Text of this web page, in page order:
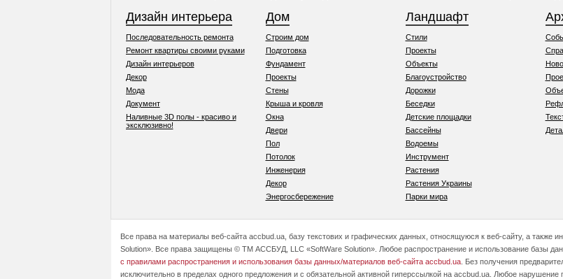
Дизайн интерьера
Последовательность ремонта
Ремонт квартиры своими руками
Дизайн интерьеров
Декор
Мода
Документ
Наливные 3D полы - красиво и
эксклюзивно!
Дом
Строим дом
Подготовка
Фундамент
Проекты
Стены
Крыша и кровля
Окна
Двери
Пол
Потолок
Инженерия
Декор
Энергосбережение
Ландшафт
Стили
Проекты
Объекты
Благоустройство
Дорожки
Беседки
Детские площадки
Бассейны
Водоемы
Инструмент
Растения
Растения Украины
Парки мира
Все права на материалы веб-сайта accbud.ua, базу текстових и графических данных, относящуюся к веб-сайту, а также
Solution». Все права защищены © ТМ АССБУД, LLC «SoftWare Solution». Любое распространение и использование базы
с правилами распространения и использования базы данных/материалов веб-сайта accbud.ua . Без получения
исключительно в пределах одного предложения и с обязательной активной гиперссылкой на accbud.ua. Любое нарушение